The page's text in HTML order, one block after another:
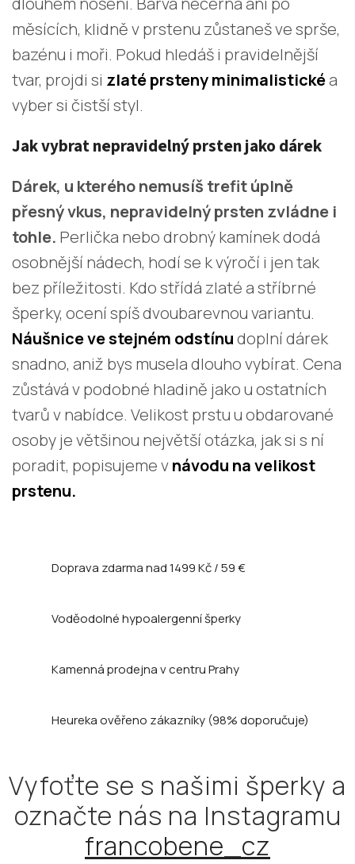
měsících, klidně v prstenu zůstaneš ve sprše,
bazénu i moři. Pokud hledáš i pravidelnější
tvar, projdi si zlaté prsteny minimalistickéa
vyber si čistší styl.
Jak vybrat nepravidelný prsten jako dárek
Dárek, u kterého nemusíš trefit úplně
přesný vkus, nepravidelný prsten zvládne i
tohle. Perlička nebo drobný kamínek dodá
osobnější nádech, hodí se k výročí i jen tak
bez příležitosti. Kdo střídá zlaté a stříbrné
šperky, ocení spíš dvoubarevnou variantu.
Náušnice ve stejném odstínudoplní dárek
snadno, aniž bys musela dlouho vybírat. Cena
zůstává v podobné hladině jako u ostatních
tvarů v nabídce. Velikost prstu u obdarované
osoby je většinou největší otázka, jak si s ní
poradit, popisujeme vnávodu na velikost
prstenu.
Doprava zdarma nad1499 Kč / 59 €
Voděodolné hypoalergenní šperky
Kamenná prodejnav centru Prahy
Heureka ověřeno zákazníky (98% doporučuje)
Vyfoťte se s našimi šperky a
označte nás na Instagramu
francobene_cz